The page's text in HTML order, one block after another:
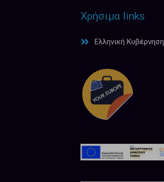
Χρήσιμα links
Ελληνική Κυβέρνηση